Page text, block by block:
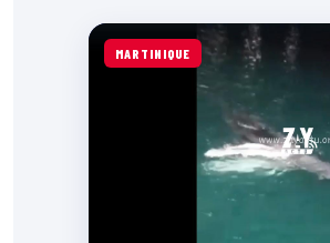
MARTINIQUE